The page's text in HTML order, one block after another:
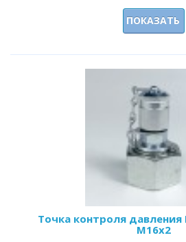
ПОКАЗАТЬ
Точка контроля давления
M16x2